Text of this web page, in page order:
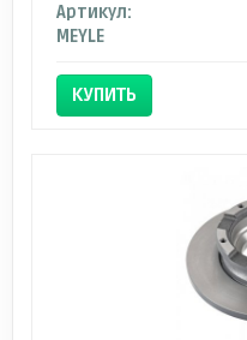
Артикул:
MEYLE
КУПИТЬ